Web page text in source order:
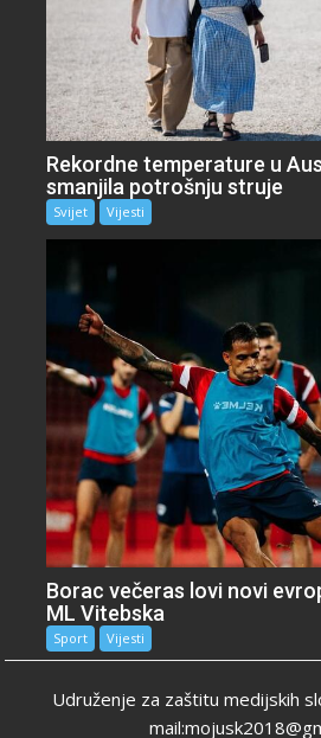
Rekordne temperature u
smanjila potrošnju struje
Svijet Vijesti
Borac večeras lovi novi
ML Vitebska
Sport Vijesti
Udruženje za zaštitu medijskih